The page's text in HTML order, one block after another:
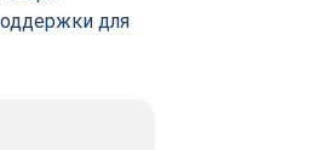
для